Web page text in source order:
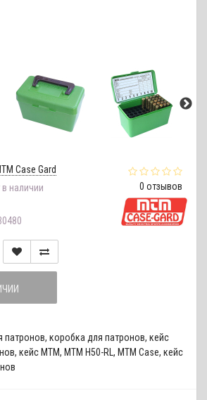
0 отзывов
Case Gard
в наличии
патронов, коробка для патронов, кейс
, кейс MTM, MTM H50-RL , MTM Case, кейс